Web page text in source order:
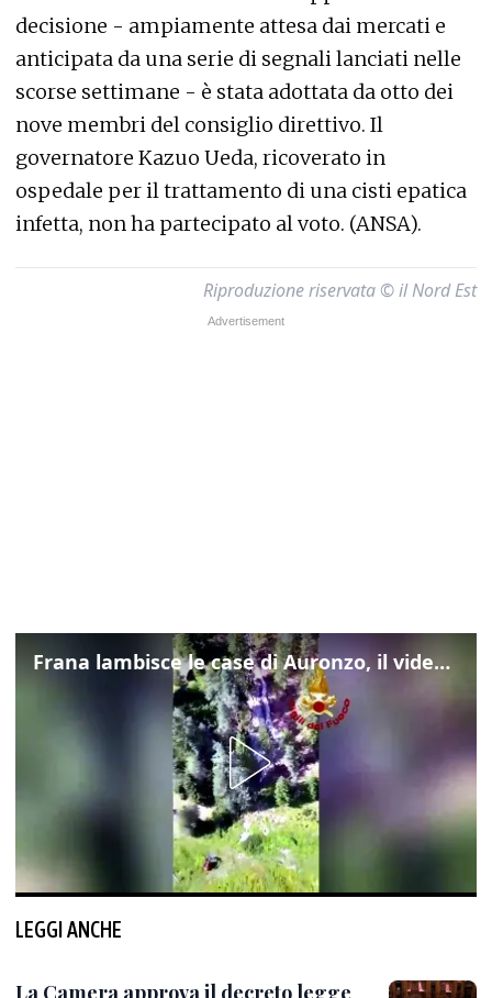
decisione - ampiamente attesa dai mercati e
anticipata da una serie di segnali lanciati nelle
scorse settimane - è stata adottata da otto dei
nove membri del consiglio direttivo. Il
governatore Kazuo Ueda, ricoverato in
ospedale per il trattamento di una cisti epatica
infetta, non ha partecipato al voto. (ANSA).
Riproduzione riservata © il Nord Est
Frana lambisce le case di Auronzo, il video dall'elicottero dei vigili del fuoco
LEGGI ANCHE
La Camera approva il decreto legge